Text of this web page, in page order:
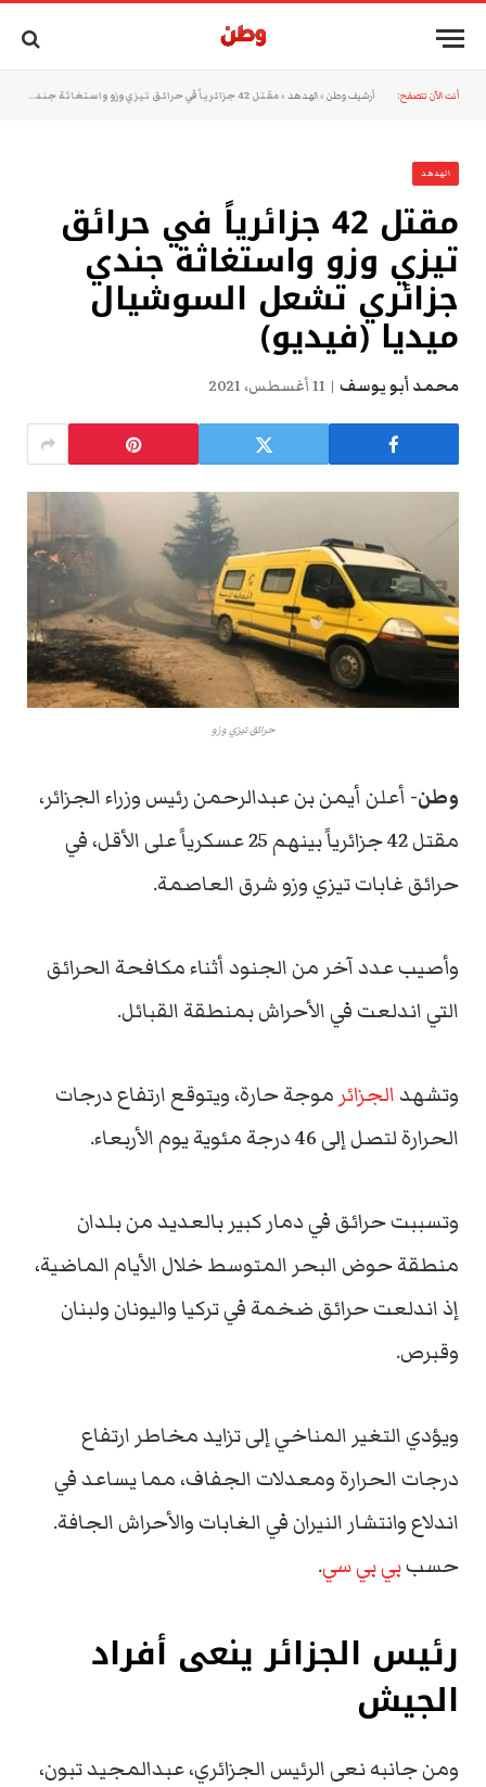
أنت الآن تتصفح: أرشيف وطن »الهدهد »مقتل 42 جزائرياً في حرائق تيزي وزو واستغاثة جندي جزائري تشعل السوشيال ميديا (فيديو)
الهدهد
مقتل 42 جزائرياً في حرائق
تيزي وزو واستغاثة جندي
جزائري تشعل السوشيال
ميديا (فيديو)
محمد أبو يوسف 11 أغسطس، 2021
حرائق تيزي وزو
وطن- أعلن أيمن بن عبدالرحمن رئيس وزراء الجزائر،
مقتل 42 جزائرياً بينهم 25 عسكرياً على الأقل، في
حرائق غابات تيزي وزو شرق العاصمة.
وأصيب عدد آخر من الجنود أثناء مكافحة الحرائق
التي اندلعت في الأحراش بمنطقة القبائل.
وتشهدالجزائر موجة حارة، ويتوقع ارتفاع درجات
الحرارة لتصل إلى 46 درجة مئوية يوم الأربعاء.
وتسببت حرائق في دمار كبير بالعديد من بلدان
منطقة حوض البحر المتوسط خلال الأيام الماضية،
إذ اندلعت حرائق ضخمة في تركيا واليونان ولبنان
وقبرص.
ويؤدي التغير المناخي إلى تزايد مخاطر ارتفاع
درجات الحرارة ومعدلات الجفاف، مما يساعد في
اندلاع وانتشار النيران في الغابات والأحراش الجافة.
حسببي بي سي.
رئيس الجزائر ينعى أفراد
الجيش
ومن جانبه نعى الرئيس الجزائري، عبدالمجيد تبون،